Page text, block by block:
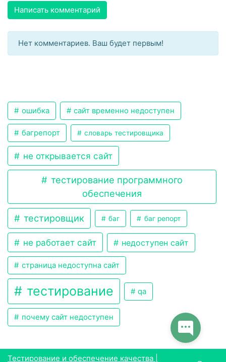
Написать комментарий
Нет комментариев. Ваш будет первым!
ошибка сайт временно недоступен
багрепорт словарь тестировщика
не открывается сайт
тестирование программного
обеспечения
тестировщик баг баг репорт
не работает сайт недоступен сайт
страница недоступна сайт
тестирование qa
почему сайт недоступен
Тестирование и обеспечение качества |